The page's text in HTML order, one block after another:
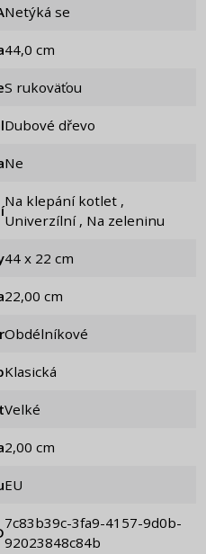
Netýká se
44,0 cm
S rukoväťou
Dubové dřevo
Ne
Na klepání kotlet ,
Univerzílní , Na zeleninu
44 x 22 cm
22,00 cm
Obdélníkové
Klasická
Velké
2,00 cm
EU
7c83b39c-3fa9-4157-9d0b-
92023848c84b